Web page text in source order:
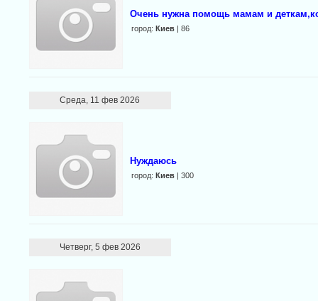
Очень нужна помощь мамам и
город: Киев| 86
Среда, 11 фев 2026
Нуждаюсь
город: Киев| 300
Четверг, 5 фев 2026